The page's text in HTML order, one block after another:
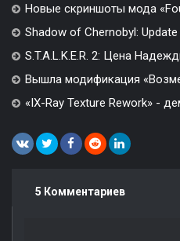
Новые скриншоты мода
Shadow of Chernobyl:
S.T.A.L.K.E.R. 2: Цена
Вышла модификация
«IX-Ray Texture Rework» -
5 Комментариев